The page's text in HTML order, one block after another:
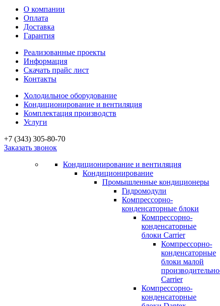
О компании
Оплата
Доставка
Гарантия
Реализованные проекты
Информация
Скачать прайс лист
Контакты
Холодильное оборудование
Кондиционирование и вентиляция
Комплектация производств
Услуги
+7 (343) 305-80-70
Заказать звонок
Кондиционирование и вентиляция
Кондиционирование
Промышленные кондиционеры
Гидромодули
Компрессорно-
конденсаторные блоки
Компрессорно-
конденсаторные
блоки Carrier
Компрессорно-
конденсаторные
блоки малой
Carrier
Компрессорно-
конденсаторные